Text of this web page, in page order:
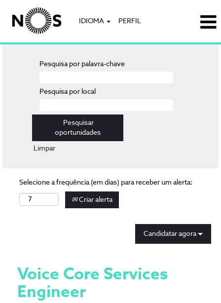
IDIOMA PERFIL
Pesquisa por palavra-chave
Pesquisa por local
Limpar
Selecione a frequência (em dias) para receber um alerta:
Criar alerta
Candidatar agora
Voice Core Services
Engineer